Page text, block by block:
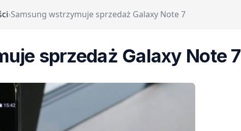
›Samsung wstrzymuje sprzedaż Galaxy Note 7
sprzedaż Galaxy Note 7